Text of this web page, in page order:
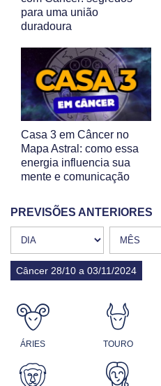
para uma união
duradoura
Casa 3 em Câncer no
Mapa Astral: como essa
energia influencia sua
mente e comunicação
PREVISÕES ANTERIORES
Câncer 28/10 a 03/11/2024
ÁRIES TOURO